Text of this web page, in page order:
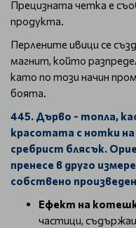
Прецизната четка е
продукта.
Перлените ивици се
магнит, който
като по този начин
боята.
445. Дърво - топла,
красотата с нотки
сребрист блясък.
пренесе в друго
собствено
Ефект на
частици,